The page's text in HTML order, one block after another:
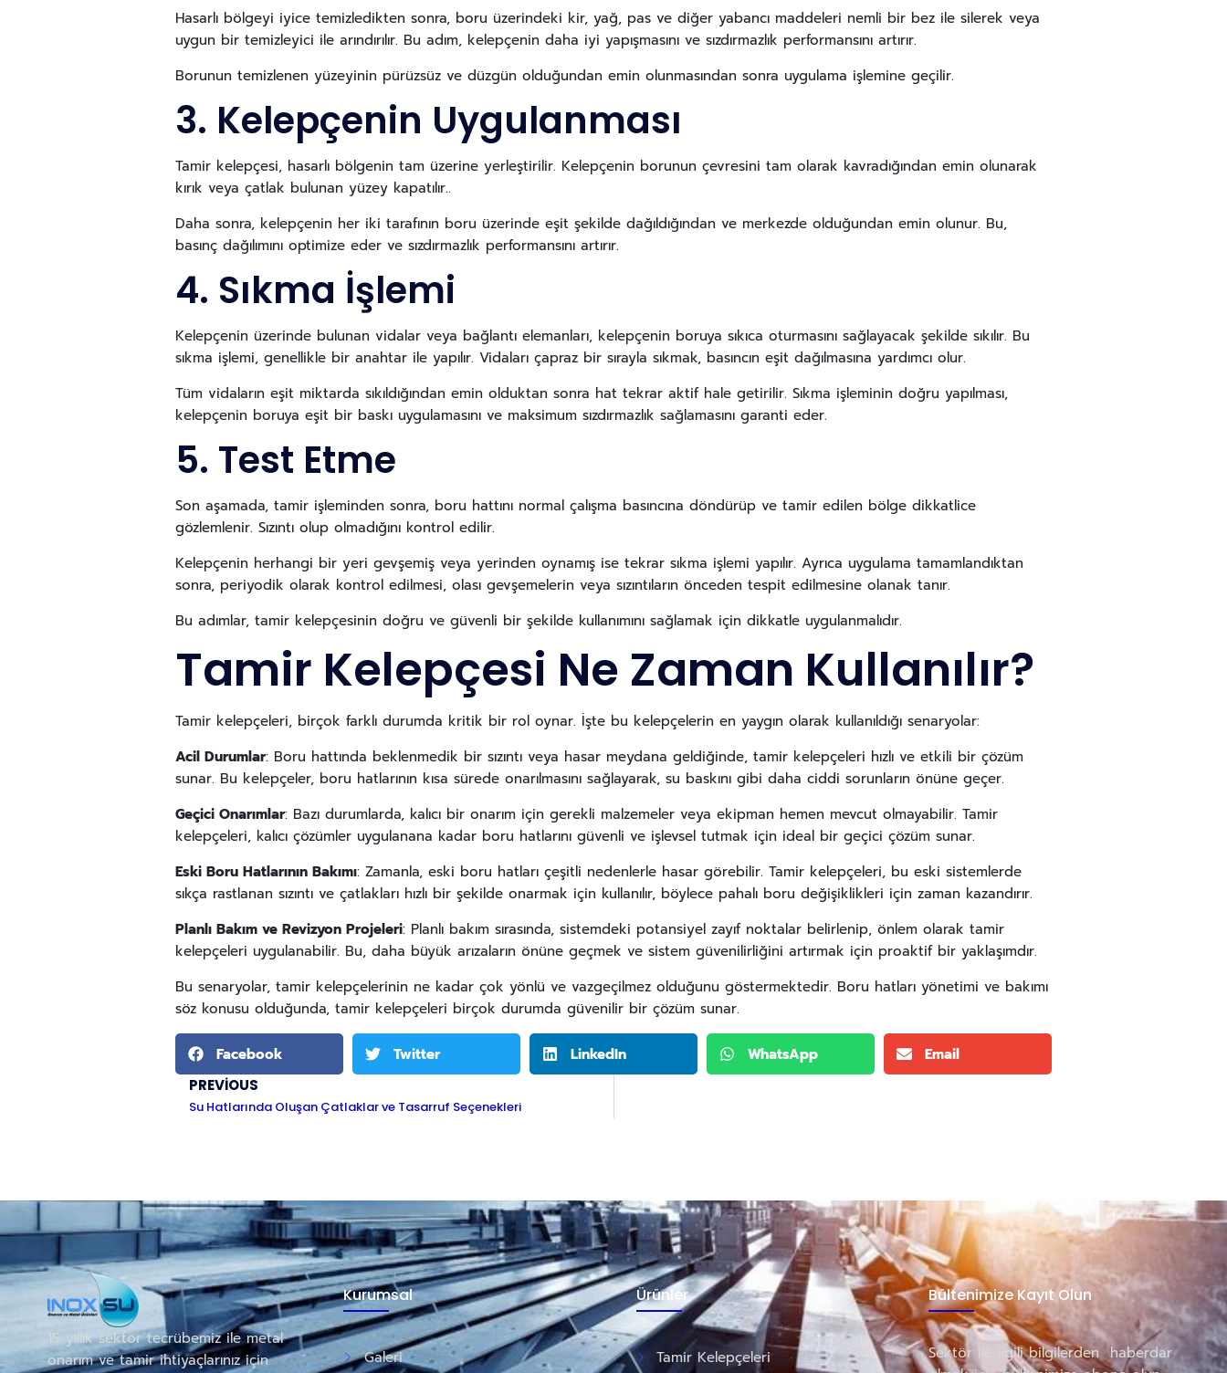
Hasarlı bölgeyi iyice temizledikten sonra, boru üzerindeki kir, yağ, pas ve diğer yabancı maddeleri nemli bir bez ile silerek veya
uygun bir temizleyici ile arındırılır. Bu adım, kelepçenin daha iyi yapışmasını ve sızdırmazlık performansını artırır.
Borunun temizlenen yüzeyinin pürüzsüz ve düzgün olduğundan emin olunmasından sonra uygulama işlemine geçilir.
3. Kelepçenin Uygulanması
Tamir kelepçesi, hasarlı bölgenin tam üzerine yerleştirilir. Kelepçenin borunun çevresini tam olarak kavradığından emin olunarak
kırık veya çatlak bulunan yüzey kapatılır..
Daha sonra, kelepçenin her iki tarafının boru üzerinde eşit şekilde dağıldığından ve merkezde olduğundan emin olunur. Bu,
basınç dağılımını optimize eder ve sızdırmazlık performansını artırır.
4. Sıkma İşlemi
Kelepçenin üzerinde bulunan vidalar veya bağlantı elemanları, kelepçenin boruya sıkıca oturmasını sağlayacak şekilde sıkılır. Bu
sıkma işlemi, genellikle bir anahtar ile yapılır. Vidaları çapraz bir sırayla sıkmak, basıncın eşit dağılmasına yardımcı olur.
Tüm vidaların eşit miktarda sıkıldığından emin olduktan sonra hat tekrar aktif hale getirilir. Sıkma işleminin doğru yapılması,
kelepçenin boruya eşit bir baskı uygulamasını ve maksimum sızdırmazlık sağlamasını garanti eder.
5. Test Etme
Son aşamada, tamir işleminden sonra, boru hattını normal çalışma basıncına döndürüp ve tamir edilen bölge dikkatlice
gözlemlenir. Sızıntı olup olmadığını kontrol edilir.
Kelepçenin herhangi bir yeri gevşemiş veya yerinden oynamış ise tekrar sıkma işlemi yapılır. Ayrıca uygulama tamamlandıktan
sonra, periyodik olarak kontrol edilmesi, olası gevşemelerin veya sızıntıların önceden tespit edilmesine olanak tanır.
Bu adımlar, tamir kelepçesinin doğru ve güvenli bir şekilde kullanımını sağlamak için dikkatle uygulanmalıdır.
Tamir Kelepçesi Ne Zaman Kullanılır?
Tamir kelepçeleri, birçok farklı durumda kritik bir rol oynar. İşte bu kelepçelerin en yaygın olarak kullanıldığı senaryolar:
Acil Durumlar: Boru hattında beklenmedik bir sızıntı veya hasar meydana geldiğinde, tamir kelepçeleri hızlı ve etkili bir çözüm
sunar. Bu kelepçeler, boru hatlarının kısa sürede onarılmasını sağlayarak, su baskını gibi daha ciddi sorunların önüne geçer.
Geçici Onarımlar: Bazı durumlarda, kalıcı bir onarım için gerekli malzemeler veya ekipman hemen mevcut olmayabilir. Tamir
kelepçeleri, kalıcı çözümler uygulanana kadar boru hatlarını güvenli ve işlevsel tutmak için ideal bir geçici çözüm sunar.
Eski Boru Hatlarının Bakımı: Zamanla, eski boru hatları çeşitli nedenlerle hasar görebilir. Tamir kelepçeleri, bu eski sistemlerde
sıkça rastlanan sızıntı ve çatlakları hızlı bir şekilde onarmak için kullanılır, böylece pahalı boru değişiklikleri için zaman kazandırır.
Planlı Bakım ve Revizyon Projeleri: Planlı bakım sırasında, sistemdeki potansiyel zayıf noktalar belirlenip, önlem olarak tamir
kelepçeleri uygulanabilir. Bu, daha büyük arızaların önüne geçmek ve sistem güvenilirliğini artırmak için proaktif bir yaklaşımdır.
Bu senaryolar, tamir kelepçelerinin ne kadar çok yönlü ve vazgeçilmez olduğunu göstermektedir. Boru hatları yönetimi ve bakımı
söz konusu olduğunda, tamir kelepçeleri birçok durumda güvenilir bir çözüm sunar.
Facebook Twitter LinkedIn WhatsApp Email
PREVIOUS
Su Hatlarında Oluşan Çatlaklar ve Tasarruf Seçenekleri
15 yıllık sektör tecrübemiz ile metal
onarım ve tamir ihtiyaçlarınız için
Kurumsal
Galeri
Ürünler
Tamir Kelepçeleri
Bültenimize Kayıt Olun
Sektör ile ilgili bilgilerden haberdar